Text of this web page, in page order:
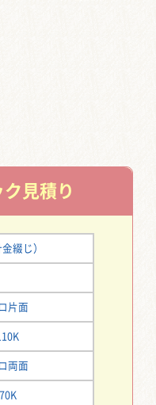
ク見積り
綴じ）
片面
両面